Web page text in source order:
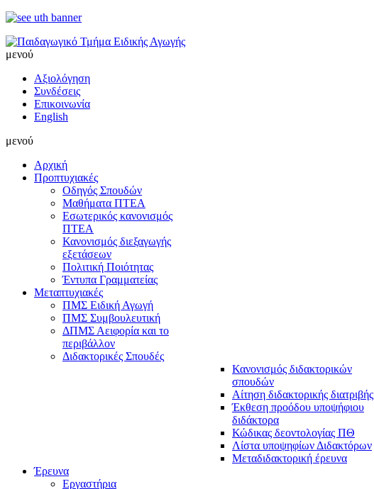
μενού
Αξιολόγηση
Συνδέσεις
Επικοινωνία
English
μενού
Αρχική
Προπτυχιακές
Οδηγός Σπουδών
Μαθήματα ΠΤΕΑ
Εσωτερικός κανονισμός
ΠΤΕΑ
Κανονισμός διεξαγωγής
εξετάσεων
Πολιτική Ποιότητας
Έντυπα Γραμματείας
Μεταπτυχιακές
ΠΜΣ Ειδική Αγωγή
ΠΜΣ Συμβουλευτική
ΔΠΜΣ Αειφορία και το
περιβάλλον
Διδακτορικές Σπουδές
Κανονισμός διδακτορικών
σπουδών
Αίτηση διδακτορικής διατριβής
Έκθεση προόδου υποψήφιου
διδάκτορα
Κώδικας δεοντολογίας ΠΘ
Λίστα υποψηφίων Διδακτόρων
Μεταδιδακτορική έρευνα
Έρευνα
Εργαστήρια